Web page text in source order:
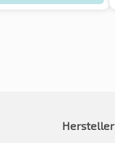
Hersteller